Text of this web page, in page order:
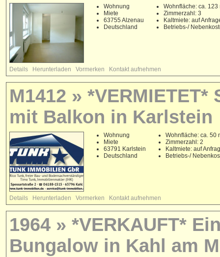
Wohnung
Miete
63755 Alzenau
Deutschland
Wohnfläche: ca. 123
Zimmerzahl: 3
Kaltmiete: auf
Betriebs-/
Details Herunterladen Vormerken Kontakt aufnehmen
M1412 »
mit Balkon in Karlstein
Wohnung
Miete
63791 Karlstein
Deutschland
Wohnfläche: ca. 50
Zimmerzahl: 2
Kaltmiete: auf
Betriebs-/
Details Herunterladen Vormerken Kontakt aufnehmen
1964 » *VERKAUFT*
Bungalow in Kahl am